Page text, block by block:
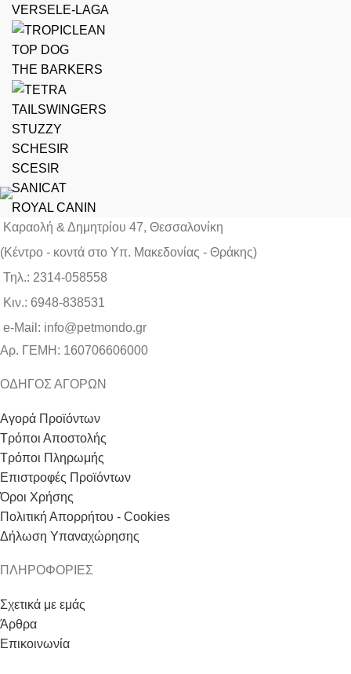
VERSELE-LAGA
TOP DOG
THE BARKERS
TAILSWINGERS
STUZZY
SCHESIR
SCESIR
SANICAT
ROYAL CANIN
Καραολή & Δημητρίου 47, Θεσσαλονίκη
(Kέντρο - κοντά στο Yπ. Μακεδονίας - Θράκης)
Τηλ.: 2314-058558
Κιν.: 6948-838531
e-Mail: info@petmondo.gr
Aρ. ΓΕΜΗ: 160706606000
ΟΔΗΓΟΣ ΑΓΟΡΩΝ
Αγορά Προϊόντων
Τρόποι Αποστολής
Τρόποι Πληρωμής
Επιστροφές Προϊόντων
Όροι Χρήσης
Πολιτική Απορρήτου - Cookies
Δήλωση Υπαναχώρησης
ΠΛΗΡΟΦΟΡΙΕΣ
Σχετικά με εμάς
Άρθρα
Επικοινωνία